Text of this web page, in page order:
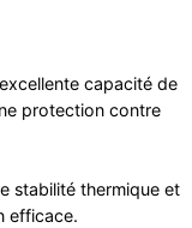
capacité de
protection contre
stabilité thermique et
efficace.